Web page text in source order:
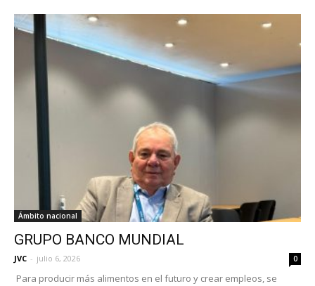
Ámbito nacional
GRUPO BANCO MUNDIAL
JVC - julio 6, 2026 0
Para producir más alimentos en el futuro y crear empleos, se